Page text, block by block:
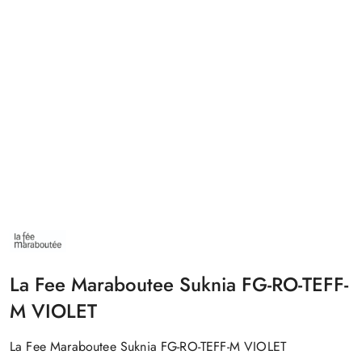
NAZWA
PRODUCENTA:
MARABOUTEE
La Fee Maraboutee Suknia FG-RO-TEFF-
M VIOLET
La Fee Maraboutee Suknia FG-RO-TEFF-M VIOLET